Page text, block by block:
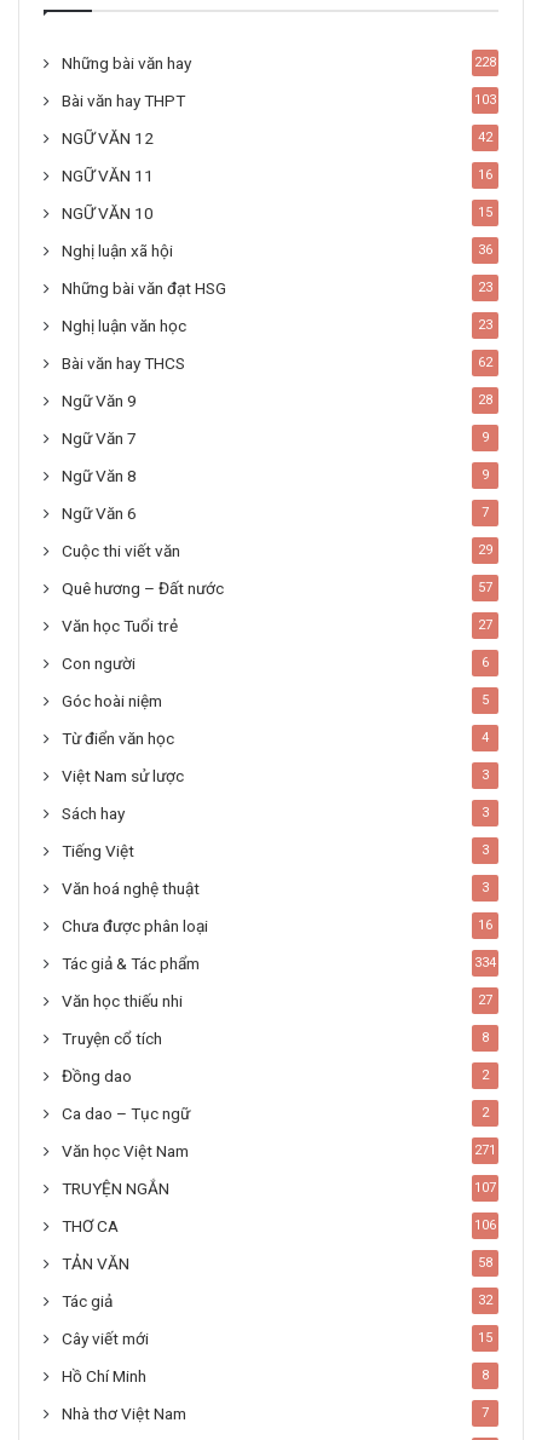
Những bài văn hay 228
Bài văn hay THPT 103
NGỮ VĂN 12 42
NGỮ VĂN 11 16
NGỮ VĂN 10 15
Nghị luận xã hội 36
Những bài văn đạt HSG 23
Nghị luận văn học 23
Bài văn hay THCS 62
Ngữ Văn 9 28
Ngữ Văn 7 9
Ngữ Văn 8 9
Ngữ Văn 6 7
Cuộc thi viết văn 29
Quê hương – Đất nước 57
Văn học Tuổi trẻ 27
Con người 6
Góc hoài niệm 5
Từ điển văn học 4
Việt Nam sử lược 3
Sách hay 3
Tiếng Việt 3
Văn hoá nghệ thuật 3
Chưa được phân loại 16
Tác giả & Tác phẩm 334
Văn học thiếu nhi 27
Truyện cổ tích 8
Đồng dao 2
Ca dao – Tục ngữ 2
Văn học Việt Nam 271
TRUYỆN NGẮN 107
THƠ CA 106
TẢN VĂN 58
Tác giả 32
Cây viết mới 15
Hồ Chí Minh 8
Nhà thơ Việt Nam 7